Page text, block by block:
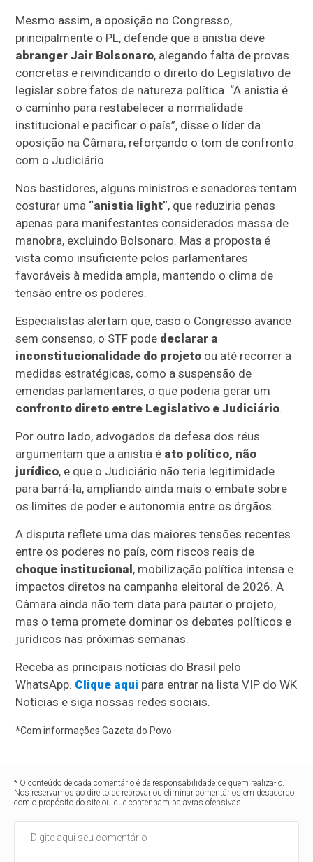
Mesmo assim, a oposição no Congresso,
principalmente o PL, defende que a anistia deve
abranger Jair Bolsonaro, alegando falta de provas
concretas e reivindicando o direito do Legislativo de
legislar sobre fatos de natureza política. “A anistia é
o caminho para restabelecer a normalidade
institucional e pacificar o país”, disse o líder da
oposição na Câmara, reforçando o tom de confronto
com o Judiciário.
Nos bastidores, alguns ministros e senadores tentam
costurar uma “anistia light”, que reduziria penas
apenas para manifestantes considerados massa de
manobra, excluindo Bolsonaro. Mas a proposta é
vista como insuficiente pelos parlamentares
favoráveis à medida ampla, mantendo o clima de
tensão entre os poderes.
Especialistas alertam que, caso o Congresso avance
sem consenso, o STF pode declarar a
inconstitucionalidade do projeto ou até recorrer a
medidas estratégicas, como a suspensão de
emendas parlamentares, o que poderia gerar um
confronto direto entre Legislativo e Judiciário.
Por outro lado, advogados da defesa dos réus
argumentam que a anistia é ato político, não
jurídico, e que o Judiciário não teria legitimidade
para barrá-la, ampliando ainda mais o embate sobre
os limites de poder e autonomia entre os órgãos.
A disputa reflete uma das maiores tensões recentes
entre os poderes no país, com riscos reais de
choque institucional, mobilização política intensa e
impactos diretos na campanha eleitoral de 2026. A
Câmara ainda não tem data para pautar o projeto,
mas o tema promete dominar os debates políticos e
jurídicos nas próximas semanas.
Receba as principais notícias do Brasil pelo
WhatsApp. Clique aqui para entrar na lista VIP do WK
Notícias e siga nossas redes sociais.
*Com informações Gazeta do Povo
* O conteúdo de cada comentário é de responsabilidade de quem realizá-lo.
Nos reservamos ao direito de reprovar ou eliminar comentários em desacordo
com o propósito do site ou que contenham palavras ofensivas.